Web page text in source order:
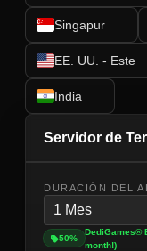
Singapur
EE. UU. - Este
India
Servidor de
DURACIÓN DEL
1 Mes
50%
DediGames®
month!)